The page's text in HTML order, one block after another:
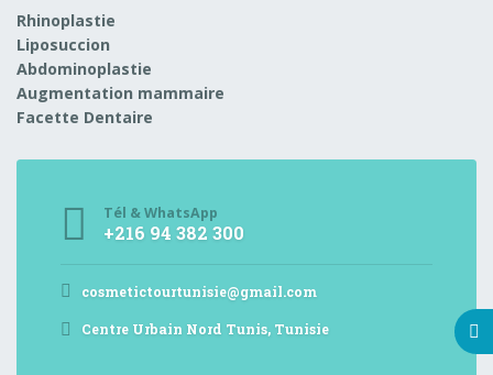
Rhinoplastie
Liposuccion
Abdominoplastie
Augmentation mammaire
Facette Dentaire
Tél & WhatsApp
+216 94 382 300
cosmetictourtunisie@gmail.com
Centre Urbain Nord Tunis, Tunisie